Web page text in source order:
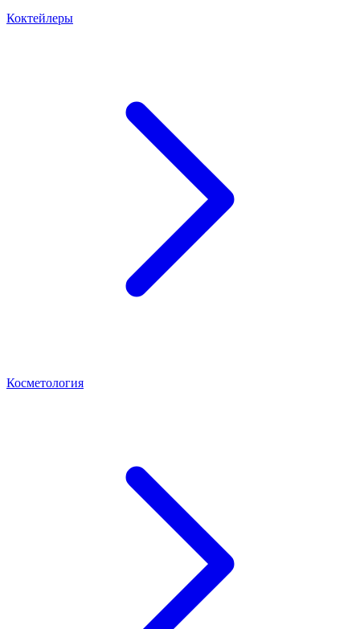
Коктейлеры
Косметология